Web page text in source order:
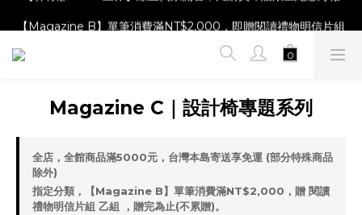
【Magazine B】單筆消費滿NT$2,000，即贈閱讀禮物明信片組
Magazine C｜設計椅專題系列
全店，全館商品滿5000元，台灣本島寄送享免運 (部分特殊商品
除外)
指定分類，【Magazine B】單筆消費滿NT$2,000，贈 閱讀
禮物明信片組 乙組 ，贈完為止(不累贈)。